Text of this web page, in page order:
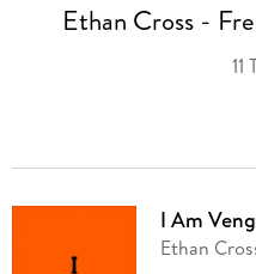
Ethan Cross -
11
I Am
Ethan